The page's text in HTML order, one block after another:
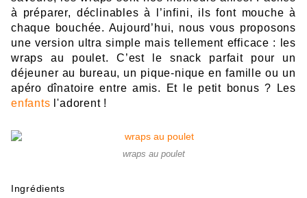
à préparer, déclinables à l’infini, ils font mouche à
chaque bouchée. Aujourd’hui, nous vous proposons
une version ultra simple mais tellement efficace :
les
wraps au poulet. C’est l e snack parfait pour un
déjeuner au bureau, un pique-nique en famille ou un
apéro dînatoire entre amis. Et le petit bonus?
Les
enfants l'adorent !
wraps au poulet
Ingrédients